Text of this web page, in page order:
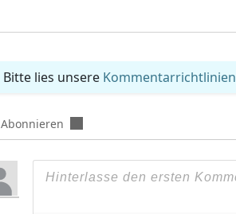
Bitte lies unsere Kommentarrichtlinien
Abonnieren